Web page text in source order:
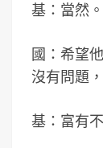
基：當然。
國：希望
沒有問題
基：富有